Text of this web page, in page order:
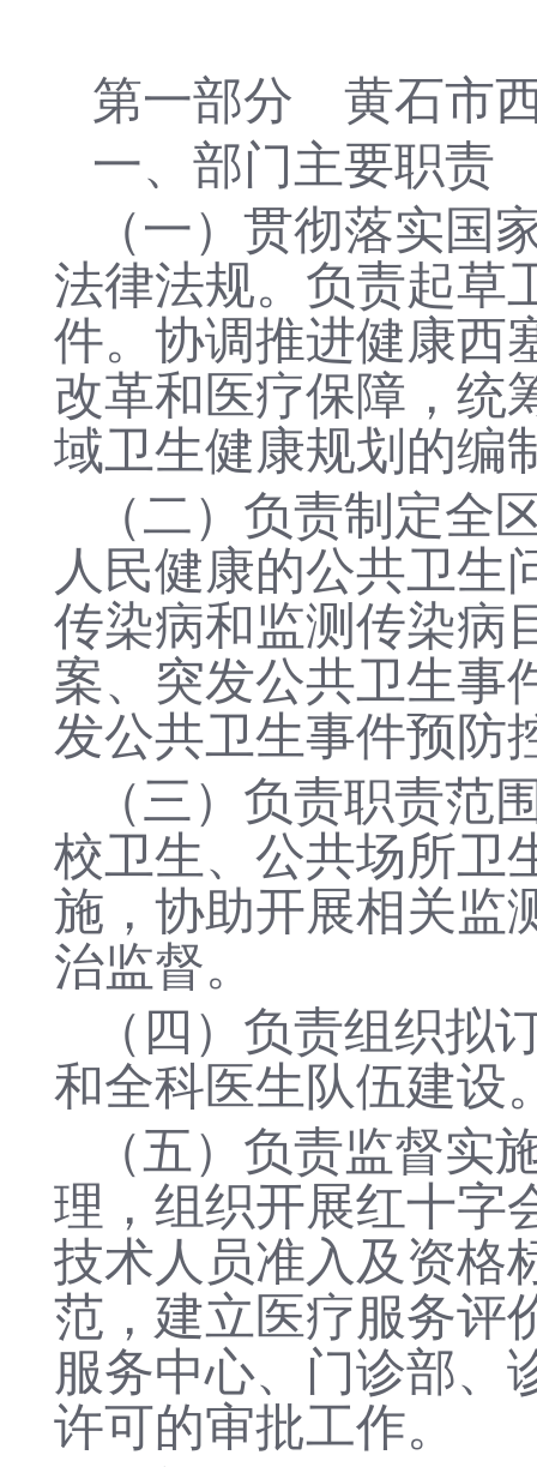
第一部分 黄石市
一、部门主要职责
（一）贯彻落实国
法律法规。负责起草
件。 协调推进健康西
改革和医疗保障，统
域卫生健康规划的编
（二）负责制定全
人民健康的公共卫生
传染病和监测传染病
案、突发公共卫生事
发公共卫生事件预防
（三） 负责职责范
校卫生、公共场所卫
施，协助开展相关监
治监督。
（四）负责组织拟
和全科医生队伍建设
（五）负责监督实
理，组织开展红十字
技术人员准入及资格
范，建立医疗服务评
服务中心、门诊部、
许可的审批工作。